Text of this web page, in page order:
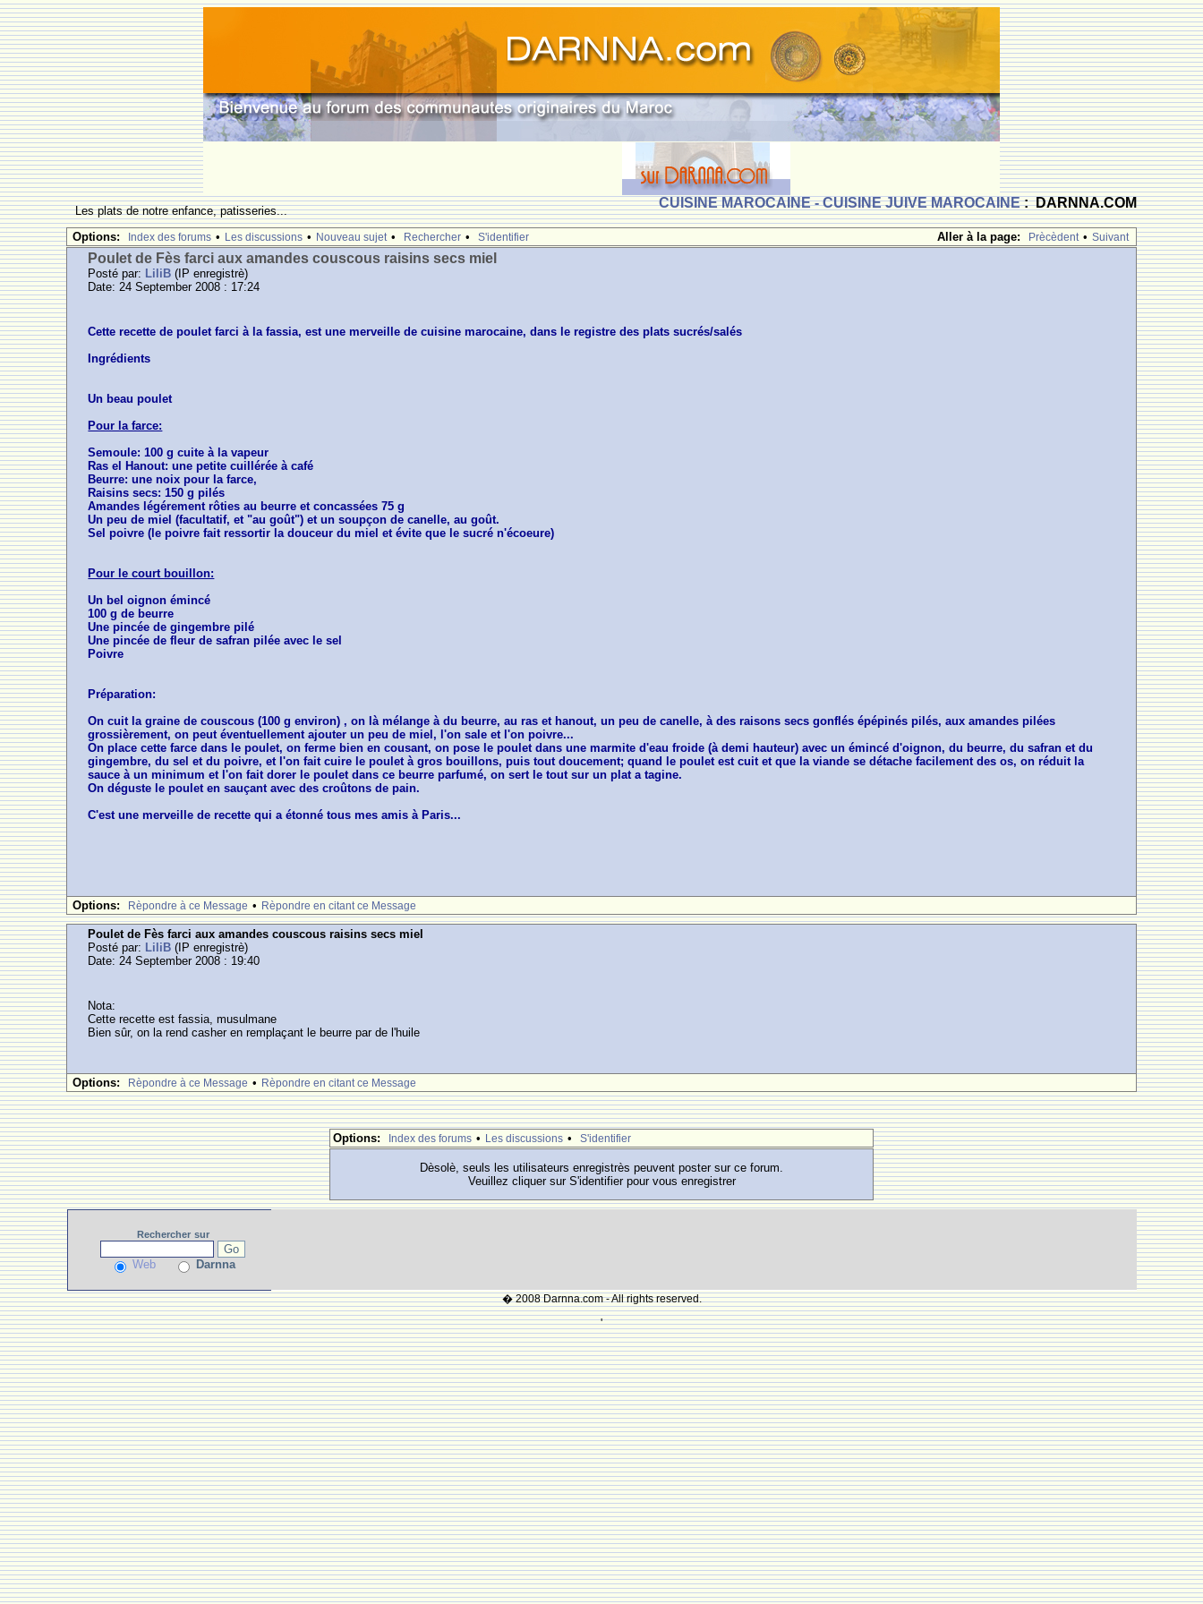
CUISINE MAROCAINE - CUISINE JUIVE MAROCAINE: DARNNA.COM
Les plats de notre enfance, patisseries...
Aller à la page:
Prècèdent • Suivant
Options: Index des forums • Les discussions • Nouveau sujet • Rechercher • S'identifier
Poulet de Fès farci aux amandes couscous raisins secs miel
Posté par: LiliB (IP enregistrè)
Date: 24 September 2008 : 17:24
Cette recette de poulet farci à la fassia, est une merveille de cuisine marocaine, dans le registre des plats sucrés/salés
Ingrédients
Un beau poulet
Pour la farce:
Semoule: 100 g cuite à la vapeur
Ras el Hanout: une petite cuillérée à café
Beurre: une noix pour la farce,
Raisins secs: 150 g pilés
Amandes légérement rôties au beurre et concassées 75 g
Un peu de miel (facultatif, et "au goût") et un soupçon de canelle, au goût.
Sel poivre (le poivre fait ressortir la douceur du miel et évite que le sucré n'écoeure)
Pour le court bouillon:
Un bel oignon émincé
100 g de beurre
Une pincée de gingembre pilé
Une pincée de fleur de safran pilée avec le sel
Poivre
Préparation:
On cuit la graine de couscous (100 g environ) , on là mélange à du beurre, au ras et hanout, un peu de canelle, à des raisons secs gonflés épépinés pilés, aux amandes pilées
grossièrement, on peut éventuellement ajouter un peu de miel, l'on sale et l'on poivre...
On place cette farce dans le poulet, on ferme bien en cousant, on pose le poulet dans une marmite d'eau froide (à demi hauteur) avec un émincé d'oignon, du beurre, du safran et du
gingembre, du sel et du poivre, et l'on fait cuire le poulet à gros bouillons, puis tout doucement; quand le poulet est cuit et que la viande se détache facilement des os, on réduit la
sauce à un minimum et l'on fait dorer le poulet dans ce beurre parfumé, on sert le tout sur un plat a tagine.
On déguste le poulet en sauçant avec des croûtons de pain.
C'est une merveille de recette qui a étonné tous mes amis à Paris...
Options: Rèpondre à ce Message • Rèpondre en citant ce Message
Poulet de Fès farci aux amandes couscous raisins secs miel
Posté par: LiliB (IP enregistrè)
Date: 24 September 2008 : 19:40
Nota:
Cette recette est fassia, musulmane
Bien sûr, on la rend casher en remplaçant le beurre par de l'huile
Options: Rèpondre à ce Message • Rèpondre en citant ce Message
Options: Index des forums • Les discussions • S'identifier
Dèsolè, seuls les utilisateurs enregistrès peuvent poster sur ce forum.
Veuillez cliquer sur S'identifier pour vous enregistrer
Rechercher sur
Web Darnna
� 2008 Darnna.com - All rights reserved.
'